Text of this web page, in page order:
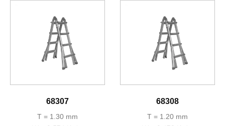
68307
T = 1.30 mm
68308
T = 1.20 mm